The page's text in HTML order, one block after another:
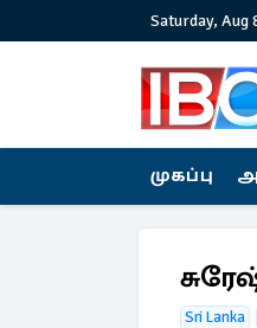
Saturday, Aug
முகப்பு
Sri Lanka